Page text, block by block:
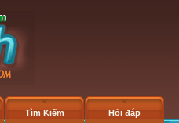
Tìm Kiếm Hỏi đáp